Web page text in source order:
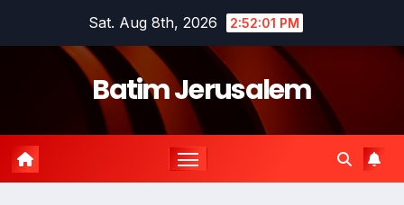
Sat. Aug 8th, 2026 2:52:02 PM
Batim Jerusalem